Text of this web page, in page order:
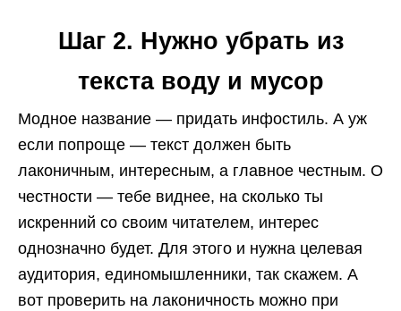
Шаг 2. Нужно убрать из
текста воду и мусор
Модное название — придать инфостиль. А уж
если попроще — текст должен быть
лаконичным, интересным, а главное честным. О
честности — тебе виднее, на сколько ты
искренний со своим читателем, интерес
однозначно будет. Для этого и нужна целевая
аудитория, единомышленники, так скажем. А
вот проверить на лаконичность можно при